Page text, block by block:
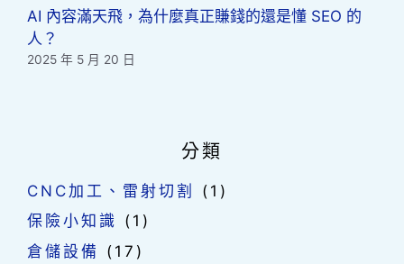
AI 內容滿天飛，為什麼真正賺錢的還是懂 SEO 的
人？
2025 年 5 月 20 日
分類
CNC加工、雷射切割
(1)
保險小知識 (1)
倉儲設備
(17)